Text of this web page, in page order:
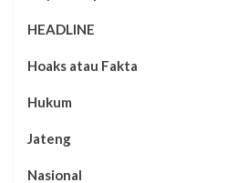
HEADLINE
Hoaks atau Fakta
Hukum
Jateng
Nasional